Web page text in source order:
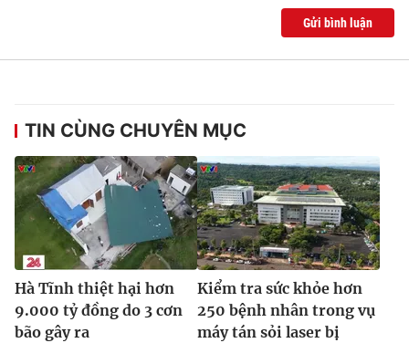
® Cấm sao chép dưới mọi hình thức nếu không có sự chấp
thuận bằng văn bản. Ghi rõ nguồn VTV.vn khi phát hành lại
thông tin từ website này.
Gửi bình luận
TIN CÙNG CHUYÊN MỤC
Hà Tĩnh thiệt hại hơn
9.000 tỷ đồng do 3 cơn
bão gây ra
Kiểm tra sức khỏe hơn
250 bệnh nhân trong vụ
máy tán sỏi laser bị